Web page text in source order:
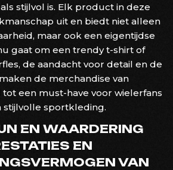
stijlvol is. Elk product in deze
uit en biedt niet alleen
maar ook een eigentijdse
gaat om een trendy t-shirt of
de aandacht voor detail en de
de merchandise van
tot een must-have voor wielerfans
stijlvolle sportkleding.
EN WAARDERING
EN
VAN